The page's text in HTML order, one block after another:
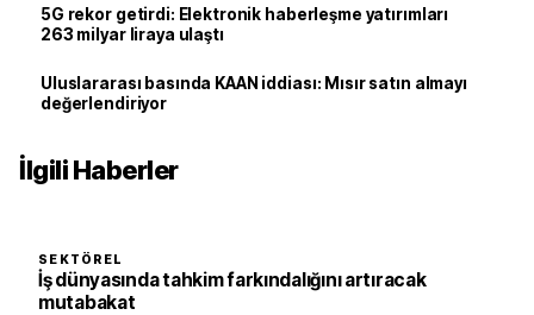
5G rekor getirdi: Elektronik haberleşme yatırımları
263 milyar liraya ulaştı
Uluslararası basında KAAN iddiası: Mısır satın almayı
değerlendiriyor
İlgili Haberler
SEKTÖREL
İş dünyasında tahkim farkındalığını artıracak
mutabakat